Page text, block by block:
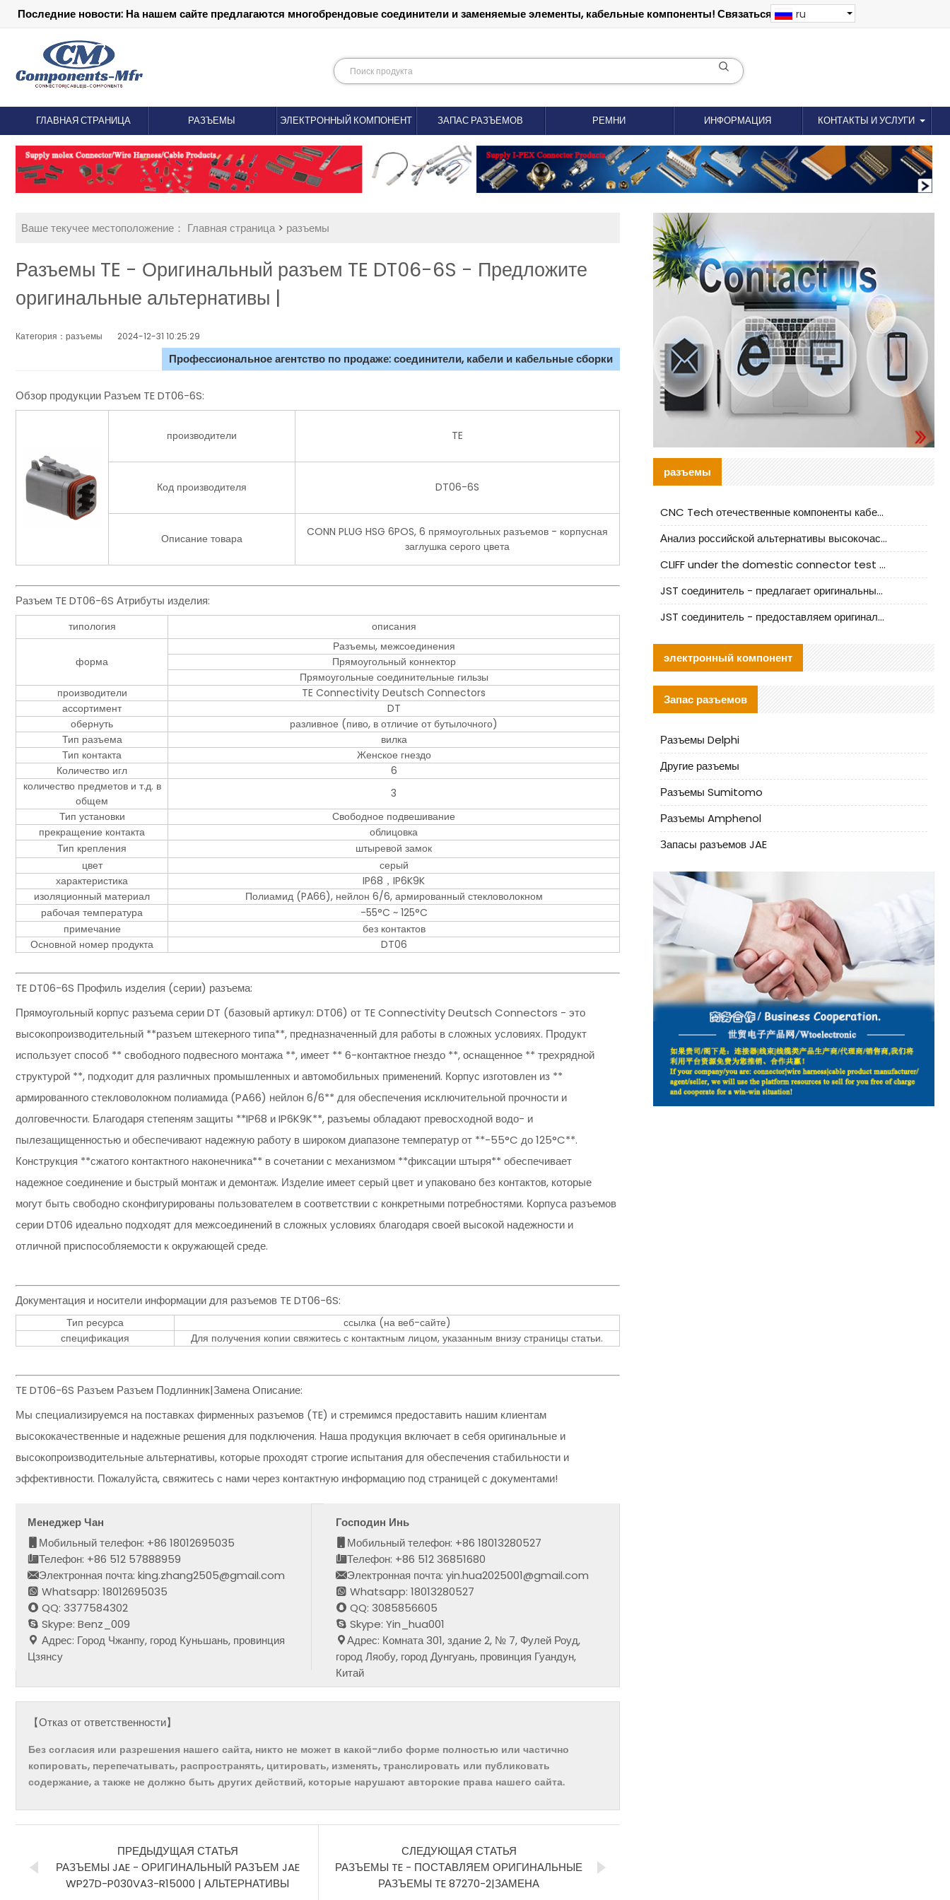
Последние новости: На нашем сайте предлагаются многобрендовые соединители и заменяемые элементы, кабельные компоненты! Связаться: 18012695035
ru
ГЛАВНАЯ СТРАНИЦА РАЗЪЕМЫ ЭЛЕКТРОННЫЙ КОМПОНЕНТ ЗАПАС РАЗЪЕМОВ РЕМНИ ИНФОРМАЦИЯ КОНТАКТЫ И УСЛУГИ
Ваше текучее местоположение： Главная страница> разъемы
Разъемы TE - Оригинальный разъем TE DT06-6S - Предложите
оригинальные альтернативы |
Категория：разъемы 2024-12-31 10:25:29
Профессиональное агентство по продаже: соединители, кабели и кабельные сборки
Обзор продукции Разъем TE DT06-6S:
производители TE
Код производителя DT06-6S
Описание товара
CONN PLUG HSG 6POS, 6 прямоугольных разъемов - корпусная
заглушка серого цвета
Разъем TE DT06-6S Атрибуты изделия:
типология описания
форма
Разъемы, межсоединения
Прямоугольный коннектор
Прямоугольные соединительные гильзы
производители
TE Connectivity Deutsch Connectors
ассортимент
DT
обернуть
разливное (пиво, в отличие от бутылочного)
Тип разъема
вилка
Тип контакта
Женское гнездо
Количество игл
6
количество предметов и т.д. в
общем
3
Тип установки
Свободное подвешивание
прекращение контакта
облицовка
Тип крепления
штыревой замок
цвет
серый
характеристика
IP68，IP6K9K
изоляционный материал
Полиамид (PA66), нейлон 6/6, армированный стекловолокном
рабочая температура
-55°C ~ 125°C
примечание
без контактов
Основной номер продукта
DT06
TE DT06-6S Профиль изделия (серии) разъема:
Прямоугольный корпус разъема серии DT (базовый артикул: DT06) от TE Connectivity Deutsch Connectors - это
высокопроизводительный **разъем штекерного типа**, предназначенный для работы в сложных условиях. Продукт
использует способ ** свободного подвесного монтажа **, имеет ** 6-контактное гнездо **, оснащенное ** трехрядной
структурой **, подходит для различных промышленных и автомобильных применений. Корпус изготовлен из **
армированного стекловолокном полиамида (PA66) нейлон 6/6** для обеспечения исключительной прочности и
долговечности. Благодаря степеням защиты **IP68 и IP6K9K**, разъемы обладают превосходной водо- и
пылезащищенностью и обеспечивают надежную работу в широком диапазоне температур от **-55°C до 125°C**.
Конструкция **сжатого контактного наконечника** в сочетании с механизмом **фиксации штыря** обеспечивает
надежное соединение и быстрый монтаж и демонтаж. Изделие имеет серый цвет и упаковано без контактов, которые
могут быть свободно сконфигурированы пользователем в соответствии с конкретными потребностями. Корпуса разъемов
серии DT06 идеально подходят для межсоединений в сложных условиях благодаря своей высокой надежности и
отличной приспособляемости к окружающей среде.
Документация и носители информации для разъемов TE DT06-6S:
Тип ресурса
ссылка (на веб-сайте)
спецификация
Для получения копии свяжитесь с контактным лицом, указанным внизу страницы статьи.
TE DT06-6S Разъем Разъем Подлинник|Замена Описание:
Мы специализируемся на поставках фирменных разъемов (TE) и стремимся предоставить нашим клиентам
высококачественные и надежные решения для подключения. Наша продукция включает в себя оригинальные и
высокопроизводительные альтернативы, которые проходят строгие испытания для обеспечения стабильности и
эффективности. Пожалуйста, свяжитесь с нами через контактную информацию под страницей с документами!
Менеджер Чан
Мобильный телефон: +86 18012695035
Телефон: +86 512 57888959
Электронная почта: king.zhang2505@gmail.com
Whatsapp: 18012695035
QQ: 3377584302
Skype: Benz_009
Адрес: Город Чжанпу, город Куньшань, провинция
Цзянсу
Господин Инь
Мобильный телефон: +86 18013280527
Телефон: +86 512 36851680
Электронная почта: yin.hua2025001@gmail.com
Whatsapp: 18013280527
QQ: 3085856605
Skype: Yin_hua001
Адрес: Комната 301, здание 2, № 7, Фулей Роуд,
город Ляобу, город Дунгуань, провинция Гуандун,
Китай
【Отказ от ответственности】
Без согласия или разрешения нашего сайта, никто не может в какой-либо форме полностью или частично
копировать, перепечатывать, распространять, цитировать, изменять, транслировать или публиковать
содержание, а также не должно быть других действий, которые нарушают авторские права нашего сайта.
ПРЕДЫДУЩАЯ СТАТЬЯ
РАЗЪЕМЫ JAE - ОРИГИНАЛЬНЫЙ РАЗЪЕМ JAE
WP27D-P030VA3-R15000 | АЛЬТЕРНАТИВЫ
СЛЕДУЮЩАЯ СТАТЬЯ
РАЗЪЕМЫ TE - ПОСТАВЛЯЕМ ОРИГИНАЛЬНЫЕ
РАЗЪЕМЫ TE 87270-2|ЗАМЕНА
разъемы
CNC Tech отечественные компоненты кабельной арматуры оценка и руководство по производственному внедрению
Анализ российской альтернативы высокочастотных кабельных колодцев I-PEX
CLIFF under the domestic connector test standard update
JST соединитель - предлагает оригинальные и заменяющие JST NSHR-02V-S соединители
JST соединитель - предоставляем оригинальные JST GHR-09V-S соединители и их аналоги
электронный компонент
Запас разъемов
Разъемы Delphi
Другие разъемы
Разъемы Sumitomo
Разъемы Amphenol
Запасы разъемов JAE